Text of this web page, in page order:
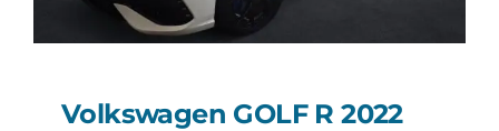
Volkswagen GOLF R 2022